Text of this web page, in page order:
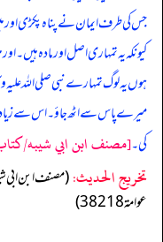
جس کی طرف ایمان نے پناہ پکڑی
کیونکہ یہ تمہاری اصل اور مادہ
ہوں یہ لوگ تمہارے نبی صلی اللہ
میرے پاس سے اٹھ جاؤ۔ اس سے
کی۔[مصنف ابن ابي شيبه/كتاب
تخریج الحدیث:
عوامة 38218)